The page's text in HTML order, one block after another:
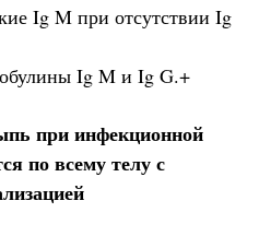
Ig M при отсутствии Ig
Ig M и Ig G.+
при инфекционной
по всему телу с